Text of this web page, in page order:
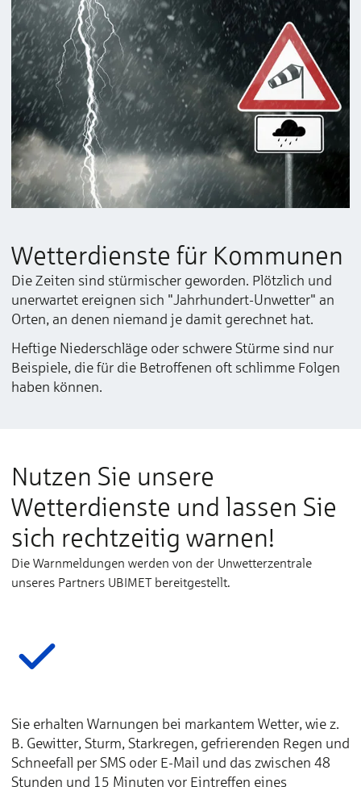
Wetterdienste für Kommunen
Die Zeiten sind stürmischer geworden. Plötzlich und
unerwartet ereignen sich "Jahrhundert-Unwetter" an
Orten, an denen niemand je damit gerechnet hat.
Heftige Niederschläge oder schwere Stürme sind nur
Beispiele, die für die Betroffenen oft schlimme Folgen
haben können.
Nutzen Sie unsere
Wetterdienste und lassen Sie
sich rechtzeitig warnen!
Die Warnmeldungen werden von der Unwetterzentrale
unseres Partners UBIMET bereitgestellt.
Sie erhalten Warnungen bei markantem Wetter, wie z.
B. Gewitter, Sturm, Starkregen, gefrierenden Regen und
Schneefall per SMS oder E-Mail und das zwischen 48
Stunden und 15 Minuten vor Eintreffen eines